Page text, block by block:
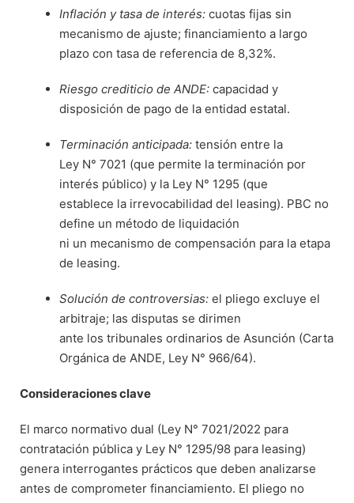
Inflación y tasa de interés: cuotas fijas sin
mecanismo de ajuste; financiamiento a largo
plazo con tasa de referencia de 8,32%.
Riesgo crediticio de ANDE: capacidad y
disposición de pago de la entidad estatal.
Terminación anticipada: tensión entre la
Ley N° 7021 (que permite la terminación por
interés público) y la Ley N° 1295 (que
establece la irrevocabilidad del leasing). PBC no
define un método de liquidación
ni un mecanismo de compensación para la etapa
de leasing.
Solución de controversias: el pliego excluye el
arbitraje; las disputas se dirimen
ante los tribunales ordinarios de Asunción (Carta
Orgánica de ANDE, Ley N° 966/64).
Consideraciones clave
El marco normativo dual (Ley N° 7021/2022 para
contratación pública y Ley N° 1295/98 para leasing)
genera interrogantes prácticos que deben analizarse
antes de comprometer financiamiento. El pliego no